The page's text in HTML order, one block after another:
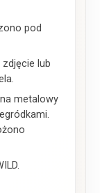
pod
lub
metalowy